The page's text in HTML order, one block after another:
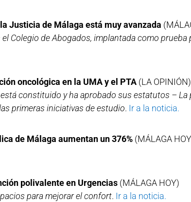
Justicia de Málaga está muy avanzada
Colegio de Abogados, implantada como
oncológica en la UMA y el PTA (LA OPINIÓN)
constituido y ha aprobado sus estatutos – La
primeras iniciativas de estudio. Ir a la noticia.
de Málaga aumentan un 376% (MÁLAGA
polivalente en Urgencias (MÁLAGA HOY)
para mejorar el confort. Ir a la noticia.